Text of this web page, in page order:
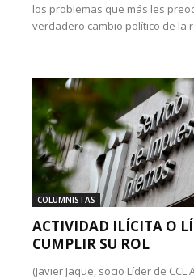
los problemas que más les
verdadero cambio político de la
COLUMNISTAS
ACTIVIDAD ILÍCITA O
CUMPLIR SU ROL
(Javier Jaque, socio Líder de